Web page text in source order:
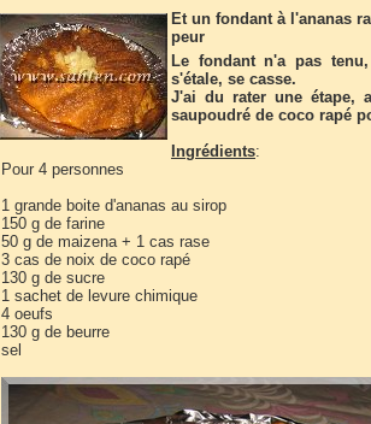
Et un fondant à l'ananas
peur
Le fondant n'a pas
s'étale, se casse.
J'ai du rater une étape,
saupoudré de coco rapé
Ingrédients:
Pour 4 personnes
1 grande boite d'ananas au sirop
150 g de farine
50 g de maizena + 1 cas rase
3 cas de noix de coco rapé
130 g de sucre
1 sachet de levure chimique
4 oeufs
130 g de beurre
sel